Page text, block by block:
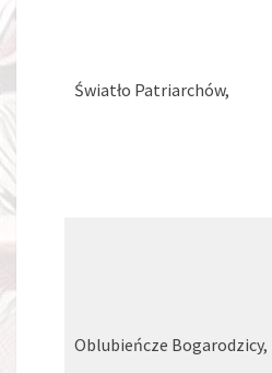
Światło Patriarchów,
Oblubieńcze Bogarodzicy,